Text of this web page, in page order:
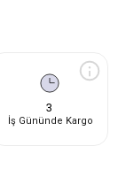
3
İş Gününde Kargo